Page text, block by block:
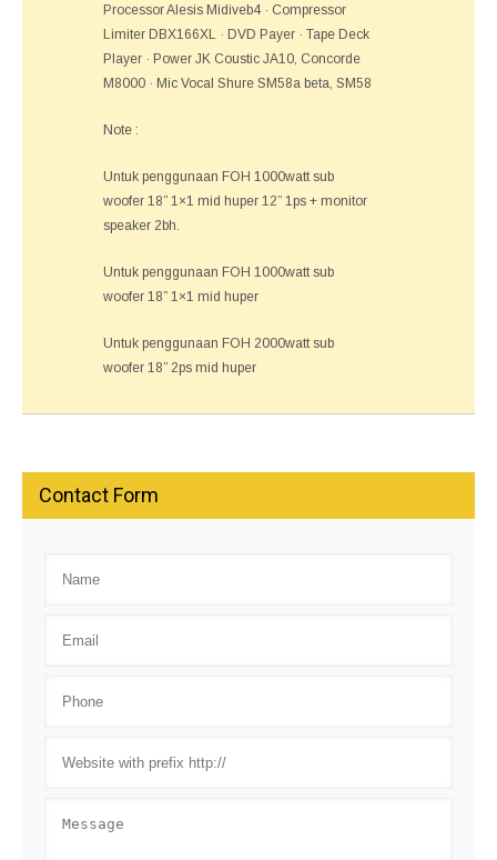
Processor Alesis Midiveb4 · Compressor
Limiter DBX166XL · DVD Payer · Tape Deck
Player · Power JK Coustic JA10, Concorde
M8000 · Mic Vocal Shure SM58a beta, SM58
Note :
Untuk penggunaan FOH 1000watt sub
woofer 18” 1×1 mid huper 12” 1ps + monitor
speaker 2bh.
Untuk penggunaan FOH 1000watt sub
woofer 18” 1×1 mid huper
Untuk penggunaan FOH 2000watt sub
woofer 18” 2ps mid huper
Contact Form